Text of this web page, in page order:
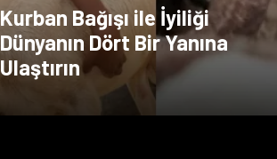
Kurban Bağışı ile İyiliği
Dünyanın Dört Bir Yanına
Ulaştırın